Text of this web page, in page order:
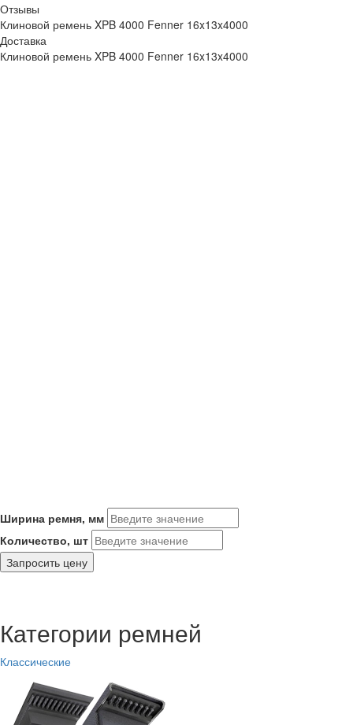
Отзывы
Клиновой ремень XPB 4000 Fenner 16x13x4000
Доставка
Клиновой ремень XPB 4000 Fenner 16x13x4000
Ширина ремня, мм
Количество, шт
Запросить цену
Категории ремней
Классические